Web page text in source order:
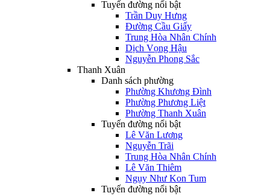
Tuyến đường nổi bật
Trần Duy Hưng
Đường Cầu Giấy
Trung Hòa Nhân Chính
Dịch Vọng Hậu
Nguyễn Phong Sắc
Thanh Xuân
Danh sách phường
Phường Khương Đình
Phường Phương Liệt
Phường Thanh Xuân
Tuyến đường nổi bật
Lê Văn Lương
Nguyễn Trãi
Trung Hòa Nhân Chính
Lê Văn Thiêm
Ngụy Như Kon Tum
Tuyến đường nổi bật